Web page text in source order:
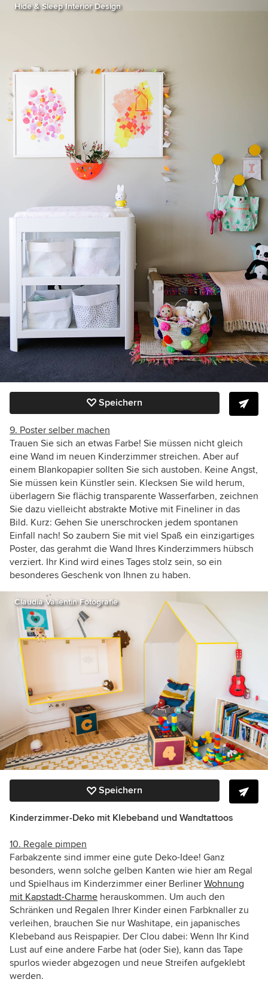
Hide & Sleep Interior Design
Speichern
9. Poster selber machen
Trauen Sie sich an etwas Farbe! Sie müssen nicht gleich
eine Wand im neuen Kinderzimmer streichen. Aber auf
einem Blankopapier sollten Sie sich austoben. Keine Angst,
Sie müssen kein Künstler sein. Klecksen Sie wild herum,
überlagern Sie flächig transparente Wasserfarben, zeichnen
Sie dazu vielleicht abstrakte Motive mit Fineliner in das
Bild. Kurz: Gehen Sie unerschrocken jedem spontanen
Einfall nach! So zaubern Sie mit viel Spaß ein einzigartiges
Poster, das gerahmt die Wand Ihres Kinderzimmers hübsch
verziert. Ihr Kind wird eines Tages stolz sein, so ein
besonderes Geschenk von Ihnen zu haben.
Claudia Vallentin Fotografie
Speichern
Kinderzimmer-Deko mit Klebeband und Wandtattoos
10. Regale pimpen
Farbakzente sind immer eine gute Deko-Idee! Ganz
besonders, wenn solche gelben Kanten wie hier am Regal
und Spielhaus im Kinderzimmer einer Berliner Wohnung
mit Kapstadt-Charme herauskommen. Um auch den
Schränken und Regalen Ihrer Kinder einen Farbknaller zu
verleihen, brauchen Sie nur Washitape, ein japanisches
Klebeband aus Reispapier. Der Clou dabei: Wenn Ihr Kind
Lust auf eine andere Farbe hat (oder Sie), kann das Tape
spurlos wieder abgezogen und neue Streifen aufgeklebt
werden.